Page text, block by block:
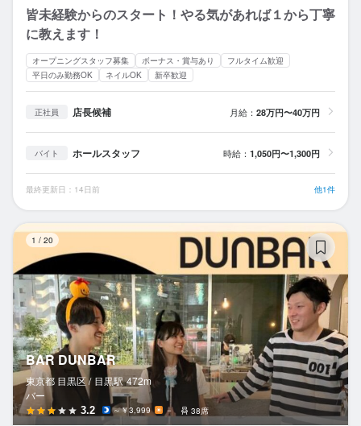
皆未経験からのスタート！やる気があれば１から丁寧
に教えます！
オープニングスタッフ募集 ボーナス・賞与あり
フルタイム歓迎
平日のみ勤務OK
ネイルOK 新卒歓迎
正社員 店長候補 月給： 28万円〜40万円
バイト ホールスタッフ 時給： 1,050円〜1,300円
最終更新日：14日前 他1件
1 / 20
BAR DUNBAR
東京都 目黒区 / 目黒駅 472m
バー
3.2 ～￥3,999 － 38席